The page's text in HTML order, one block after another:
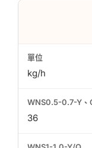
kg/h
36